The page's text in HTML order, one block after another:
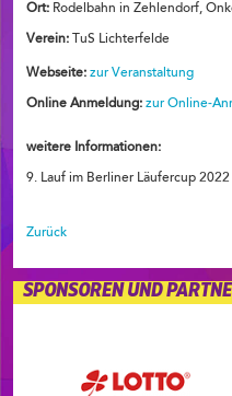
Ort: Rodelbahn in Zehlendorf,
Verein: TuS Lichterfelde
Webseite: zur Veranstaltung
Online Anmeldung: zur Online-
weitere Informationen:
9. Lauf im Berliner Läufercup 2022
Zurück
SPONSOREN UND